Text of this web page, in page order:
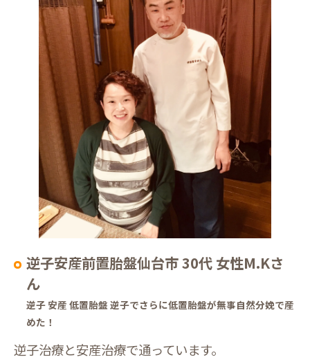
逆子安産前置胎盤仙台市 30代 女性M.Kさ
ん
逆子 安産 低置胎盤 逆子でさらに低置胎盤が無事自然分娩で産
めた！
逆子治療と安産治療で通っています。